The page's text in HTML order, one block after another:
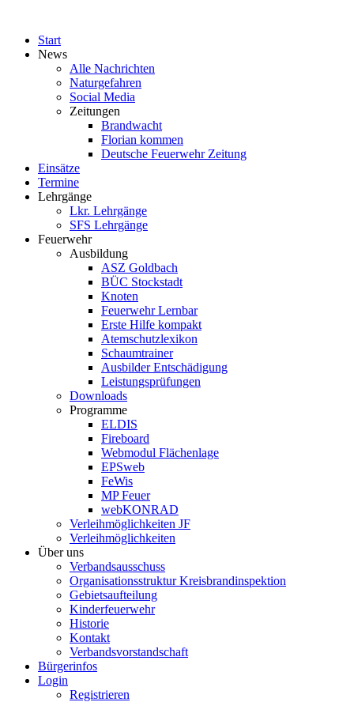
Start
News
Alle Nachrichten
Naturgefahren
Social Media
Zeitungen
Brandwacht
Florian kommen
Deutsche Feuerwehr Zeitung
Einsätze
Termine
Lehrgänge
Lkr. Lehrgänge
SFS Lehrgänge
Feuerwehr
Ausbildung
ASZ Goldbach
BÜC Stockstadt
Knoten
Feuerwehr Lernbar
Erste Hilfe kompakt
Atemschutzlexikon
Schaumtrainer
Ausbilder Entschädigung
Leistungsprüfungen
Downloads
Programme
ELDIS
Fireboard
Webmodul Flächenlage
EPSweb
FeWis
MP Feuer
webKONRAD
Verleihmöglichkeiten JF
Verleihmöglichkeiten
Über uns
Verbandsausschuss
Organisationsstruktur Kreisbrandinspektion
Gebietsaufteilung
Kinderfeuerwehr
Historie
Kontakt
Verbandsvorstandschaft
Bürgerinfos
Login
Registrieren